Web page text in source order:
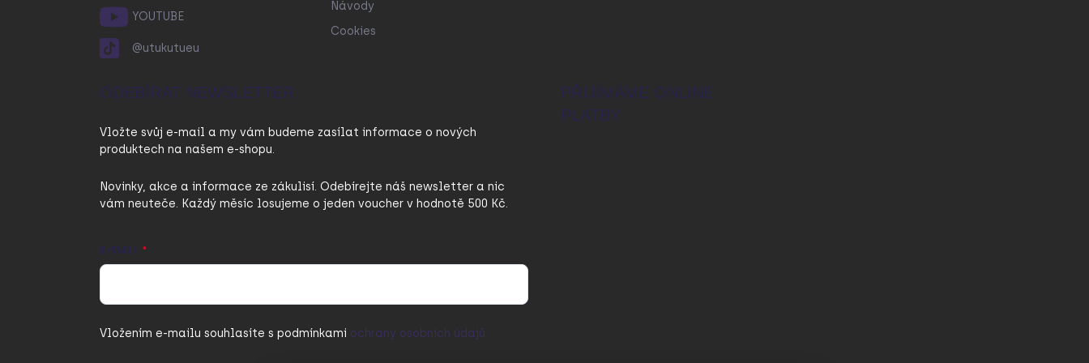
YOUTUBE
@utukutueu
Návody
Cookies
ODEBÍRAT NEWSLETTER
Vložte svůj e-mail a my vám budeme zasílat informace o nových
produktech na našem e-shopu.
Novinky, akce a informace ze zákulisí. Odebírejte náš newsletter a nic
vám neuteče. Každý měsíc losujeme o jeden voucher v hodnotě 500 Kč.
E-MAIL
Vložením e-mailu souhlasíte s podmínkami ochrany osobních údajů
PŘIJÍMÁME ONLINE
PLATBY